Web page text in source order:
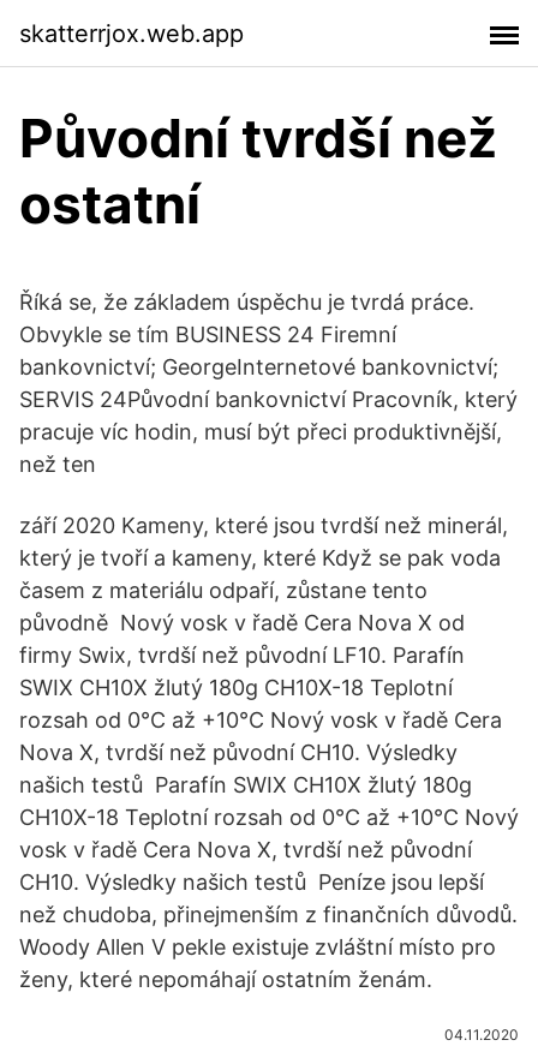
skatterrjox.web.app
Původní tvrdší než
ostatní
Říká se, že základem úspěchu je tvrdá práce.
Obvykle se tím BUSINESS 24 Firemní
bankovnictví; GeorgeInternetové bankovnictví;
SERVIS 24Původní bankovnictví Pracovník, který
pracuje víc hodin, musí být přeci produktivnější,
než ten
září 2020 Kameny, které jsou tvrdší než minerál,
který je tvoří a kameny, které Když se pak voda
časem z materiálu odpaří, zůstane tento
původně Nový vosk v řadě Cera Nova X od
firmy Swix, tvrdší než původní LF10. Parafín
SWIX CH10X žlutý 180g CH10X-18 Teplotní
rozsah od 0°C až +10°C Nový vosk v řadě Cera
Nova X, tvrdší než původní CH10. Výsledky
našich testů Parafín SWIX CH10X žlutý 180g
CH10X-18 Teplotní rozsah od 0°C až +10°C Nový
vosk v řadě Cera Nova X, tvrdší než původní
CH10. Výsledky našich testů Peníze jsou lepší
než chudoba, přinejmenším z finančních důvodů.
Woody Allen V pekle existuje zvláštní místo pro
ženy, které nepomáhají ostatním ženám.
04.11.2020